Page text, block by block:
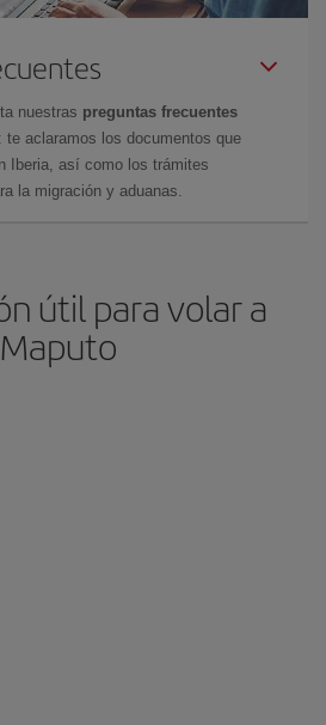
nuestras preguntas frecuentes
: te aclaramos los documentos que
Iberia, así como los trámites
la migración y aduanas.
útil para volar a
Maputo